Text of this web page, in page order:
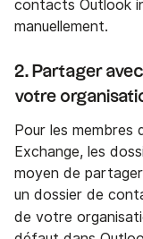
contacts Outlook
manuellement.
2. Partager
votre
Pour les
Exchange, les
moyen de
un dossier de
de votre